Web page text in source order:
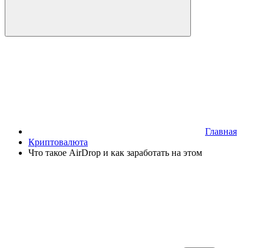
Главная
Криптовалюта
Что такое AirDrop и как заработать на этом